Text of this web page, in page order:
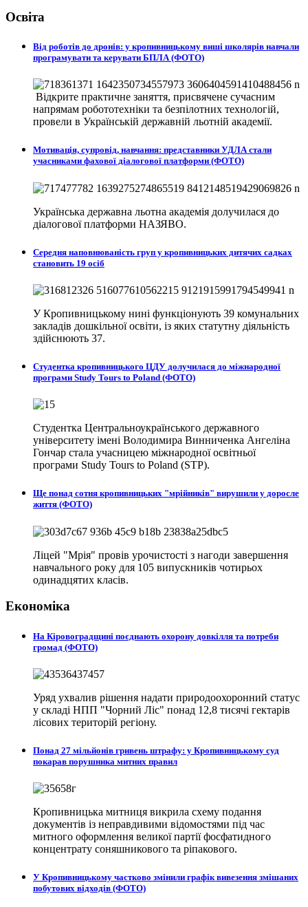
Освіта
Від роботів до дронів: у кропивницькому виші школярів навчали
програмувати та керувати БПЛА (ФОТО)
Відкрите практичне заняття, присвячене сучасним
напрямам робототехніки та безпілотних технологій,
провели в Українській державній льотній академії.
Мотивація, супровід, навчання: представники УДЛА стали
учасниками фахової діалогової платформи (ФОТО)
Українська державна льотна академія долучилася до
діалогової платформи НАЗЯВО.
Середня наповнюваність груп у кропивницьких дитячих садках
становить 19 осіб
У Кропивницькому нині функціонують 39 комунальних
закладів дошкільної освіти, із яких статутну діяльність
здійснюють 37.
Студентка кропивницького ЦДУ долучилася до міжнародної
програми Study Tours to Poland (ФОТО)
Студентка Центральноукраїнського державного
університету імені Володимира Винниченка Ангеліна
Гончар стала учасницею міжнародної освітньої
програми Study Tours to Poland (STP).
Ще понад сотня кропивницьких "мрійників" вирушили у доросле
життя (ФОТО)
Ліцей "Мрія" провів урочистості з нагоди завершення
навчального року для 105 випускників чотирьох
одинадцятих класів.
Економіка
На Кіровоградщині поєднають охорону довкілля та потреби
громад (ФОТО)
Уряд ухвалив рішення надати природоохоронний статус
у складі НПП "Чорний Ліс" понад 12,8 тисячі гектарів
лісових територій регіону.
Понад 27 мільйонів гривень штрафу: у Кропивницькому суд
покарав порушника митних правил
Кропивницька митниця викрила схему подання
документів із неправдивими відомостями під час
митного оформлення великої партії фосфатидного
концентрату соняшникового та ріпакового.
У Кропивницькому частково змінили графік вивезення змішаних
побутових відходів (ФОТО)